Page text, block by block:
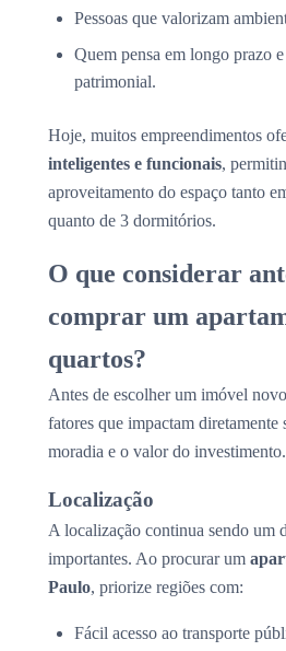
Pessoas que valorizam
Quem pensa em longo prazo
patrimonial.
Hoje, muitos empreendimentos
inteligentes e funcionais,
aproveitamento do espaço tanto
quanto de 3 dormitórios.
O que considerar
comprar um
quartos?
Antes de escolher um imóvel
fatores que impactam diretamente
moradia e o valor do investimento.
Localização
A localização continua sendo um
importantes. Ao procurar um
Paulo, priorize regiões com:
Fácil acesso ao transporte